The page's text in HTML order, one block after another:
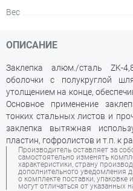
Вес
ОПИСАНИЕ
Заклепка алюм./сталь ZK-
оболочки с полукруглой
утолщением на конце,
Основное применение
тонких стальных листов и
заклепка вытяжная
пластин, гофролистов и т.п. к
Производитель оставляет за
самостоятельно изменять
характеристики, страну
дополнительного уведомления
о комплекте поставки,
могут отличаться от указанных